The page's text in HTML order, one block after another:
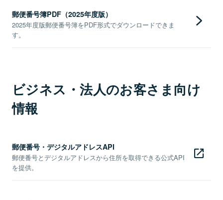
郵便番号簿PDF（2025年度版）
2025年度版郵便番号簿をPDF形式でダウンロードできま
す。
ビジネス・法人のお客さま向け
情報
郵便番号・デジタルアドレスAPI
郵便番号とデジタルアドレスから住所を取得できる公式API
を提供。